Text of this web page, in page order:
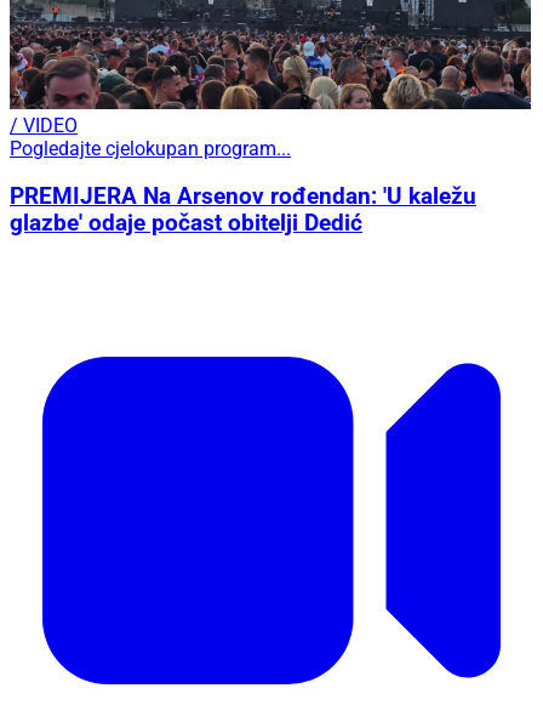
/ VIDEO
Pogledajte cjelokupan program...
PREMIJERA Na Arsenov rođendan: 'U kaležu
glazbe' odaje počast obitelji Dedić